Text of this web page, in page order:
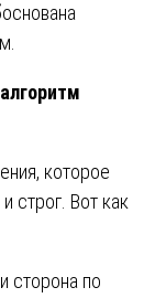
которое
строг. Вот как
сторона по